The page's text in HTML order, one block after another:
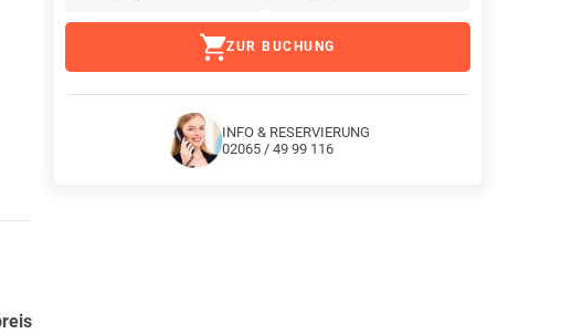
ZUR BUCHUNG
INFO & RESERVIERUNG
02065 / 49 99 116